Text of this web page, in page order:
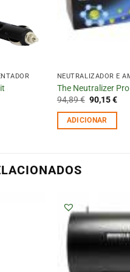
NEUTRALIZADOR E
The Neutralizer
94,89€ O
original
era:
90,15€O
ADICIONAR